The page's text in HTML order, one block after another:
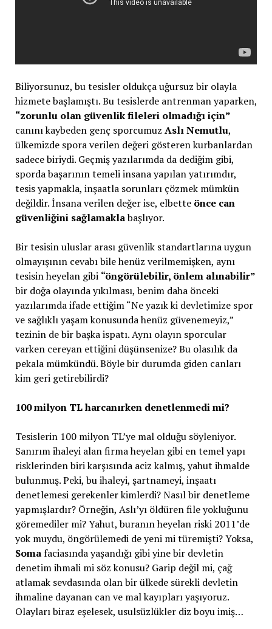
Biliyorsunuz, bu tesisler oldukça uğursuz bir olayla
hizmete başlamıştı. Bu tesislerde antrenman yaparken,
“zorunlu olan güvenlik fileleri olmadığı için”
canını kaybeden genç sporcumuz Aslı Nemutlu,
ülkemizde spora verilen değeri gösteren kurbanlardan
sadece biriydi. Geçmiş yazılarımda da dediğim gibi,
sporda başarının temeli insana yapılan yatırımdır,
tesis yapmakla, inşaatla sorunları çözmek mümkün
değildir. İnsana verilen değer ise, elbette önce can
güvenliğini sağlamaklabaşlıyor.
Bir tesisin uluslar arası güvenlik standartlarına uygun
olmayışının cevabı bile henüz verilmemişken, aynı
tesisin heyelan gibi “öngörülebilir, önlem alınabilir”
bir doğa olayında yıkılması, benim daha önceki
yazılarımda ifade ettiğim “Ne yazık ki devletimize spor
ve sağlıklı yaşam konusunda henüz güvenemeyiz,”
tezinin de bir başka ispatı. Aynı olayın sporcular
varken cereyan ettiğini düşünsenize? Bu olasılık da
pekala mümkündü. Böyle bir durumda giden canları
kim geri getirebilirdi?
100 milyon TL harcanırken denetlenmedi mi?
Tesislerin 100 milyon TL’ye mal olduğu söyleniyor.
Sanırım ihaleyi alan firma heyelan gibi en temel yapı
risklerinden biri karşısında aciz kalmış, yahut ihmalde
bulunmuş. Peki, bu ihaleyi, şartnameyi, inşaatı
denetlemesi gerekenler kimlerdi? Nasıl bir denetleme
yapmışlardır? Örneğin, Aslı’yı öldüren file yokluğunu
göremediler mi? Yahut, buranın heyelan riski 2011’de
yok muydu, öngörülemedi de yeni mi türemişti? Yoksa,
Somafaciasında yaşandığı gibi yine bir devletin
denetim ihmali mi söz konusu? Garip değil mi, çağ
atlamak sevdasında olan bir ülkede sürekli devletin
ihmaline dayanan can ve mal kayıpları yaşıyoruz.
Olayları biraz eşelesek, usulsüzlükler diz boyu imiş…